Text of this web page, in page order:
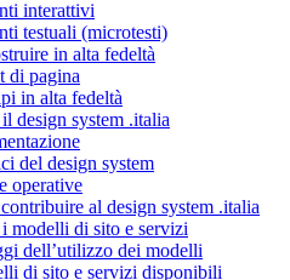
interattivi
testuali (microtesti)
in alta fedeltà
di pagina
in alta fedeltà
design system .italia
del design system
operative
al design system .italia
modelli di sito e servizi
dell’utilizzo dei modelli
di sito e servizi disponibili